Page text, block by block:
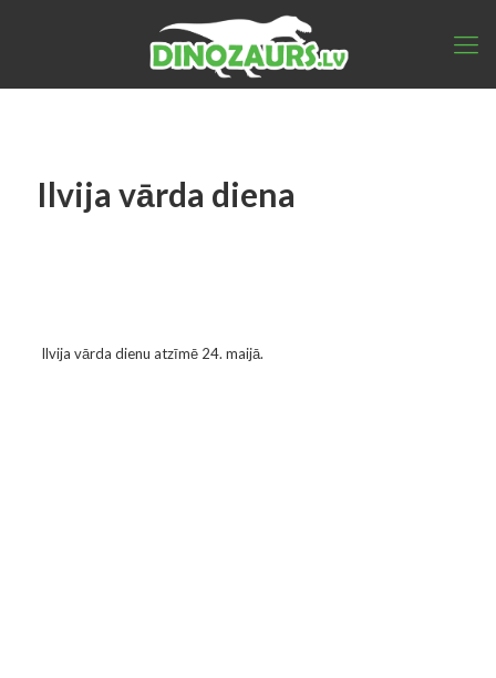
Ilvija vārda diena
Ilvija vārda dienu atzīmē 24. maijā.